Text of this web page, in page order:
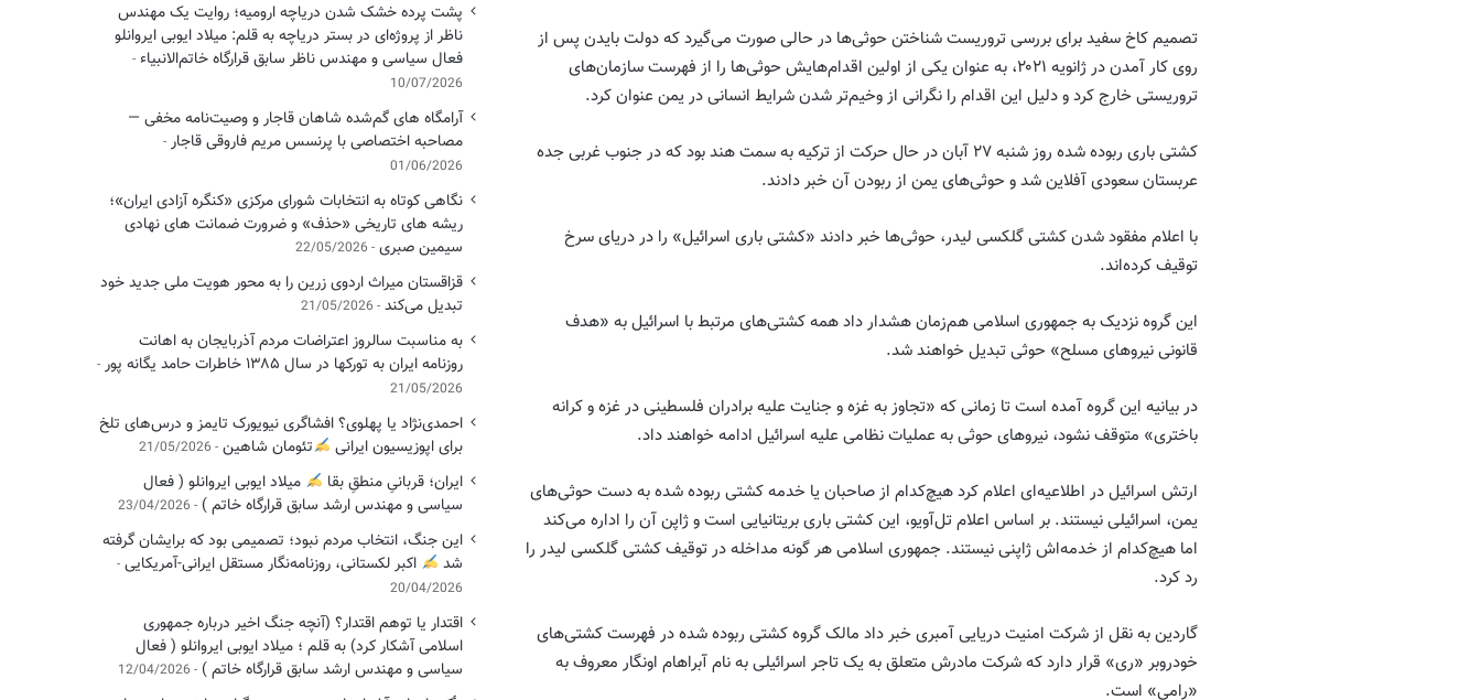
تصمیم کاخ سفید برای بررسی تروریست شناختن حوثی‌ها در حالی صورت می‌گیرد که دولت بایدن پس از
روی کار آمدن در ژانویه ۲۰۲۱، به عنوان یکی از اولین اقدام‌هایش حوثی‌ها را از فهرست سازمان‌های
تروریستی خارج کرد و دلیل این اقدام را نگرانی از وخیم‌تر شدن شرایط انسانی در یمن عنوان کرد.
کشتی باری ربوده شده روز شنبه ۲۷ آبان در حال حرکت از ترکیه به سمت هند بود که در جنوب غربی جده
عربستان سعودی آفلاین شد و حوثی‌های یمن از ربودن آن خبر دادند.
با اعلام مفقود شدن کشتی گلکسی لیدر، حوثی‌‌ها خبر دادند «کشتی باری اسرائیل» را در دریای سرخ
توقیف کرده‌اند.
این گروه نزدیک به جمهوری اسلامی هم‌زمان هشدار داد همه کشتی‌های مرتبط با اسرائیل به «هدف
قانونی نیروهای مسلح» حوثی تبدیل خواهند شد.
در بیانیه این گروه آمده است تا زمانی که «تجاوز به غزه و جنایت علیه برادران فلسطینی در غزه و کرانه
باختری» متوقف نشود، نیروهای حوثی به عملیات نظامی علیه اسرائیل ادامه خواهند داد.
ارتش اسرائیل در اطلاعیه‌ای اعلام کرد هیچ‌کدام از صاحبان یا خدمه کشتی ربوده شده به دست حوثی‌های
یمن، اسرائیلی نیستند. بر اساس اعلام تل‌آویو، این کشتی باری بریتانیایی‌ است و ژاپن آن را اداره می‌کند
اما هیچ‌کدام از خدمه‌اش ژاپنی نیستند. جمهوری اسلامی هر گونه مداخله در توقیف کشتی گلکسی لیدر را
رد کرد.
گاردین به نقل از شرکت امنیت دریایی آمبری خبر داد مالک گروه کشتی ربوده شده در فهرست کشتی‌های
خودروبر «ری» قرار دارد که شرکت مادرش متعلق به یک تاجر اسرائیلی به نام آبراهام اونگار معروف به
«رامی» است.
پشت پرده خشک شدن دریاچه ارومیه؛ روایت یک مهندس
ناظر از پروژه‌ای در بستر دریاچه به قلم: میلاد ایوبی ایروانلو
فعال سیاسی و مهندس ناظر سابق قرارگاه خاتم‌الانبیاء
10/07/2026
آرامگاه های گم‌شده شاهان قاجار و وصیت‌نامه مخفی —
مصاحبه اختصاصی با پرنسس مریم فاروقی قاجار
01/06/2026
نگاهی کوتاه به انتخابات شورای مرکزی «کنگره آزادی ایران»؛
ریشه های تاریخی «حذف» و ضرورت ضمانت های نهادی
سیمین صبری 22/05/2026
قزاقستان میراث اردوی زرین را به محور هویت ملی جدید خود
تبدیل می‌کند 21/05/2026
به مناسبت سالروز اعتراضات مردم آذربایجان به اهانت
روزنامه ایران به تورکها در سال ۱۳۸۵ خاطرات حامد یگانه پور
21/05/2026
احمدی‌نژاد یا پهلوی؟ افشاگری نیویورک تایمز و درس‌های تلخ
برای اپوزیسیون ایرانی
تئومان شاهین 21/05/2026
ایران؛ قربانیِ منطقِ بقا
میلاد ایوبی ایروانلو ( فعال
سیاسی ‌و مهندس ارشد سابق قرارگاه خاتم ) 23/04/2026
این جنگ، انتخاب مردم نبود؛ تصمیمی بود که برایشان گرفته
شد
اکبر لکستانی، روزنامه‌نگار مستقل ایرانی-آمریکایی
20/04/2026
اقتدار یا توهم اقتدار؟ (آنچه جنگ اخیر درباره جمهوری
اسلامی آشکار کرد) به قلم ؛ میلاد ایوبی ایروانلو ( فعال
سیاسی و مهندس ارشد سابق قرارگاه خاتم ) 12/04/2026